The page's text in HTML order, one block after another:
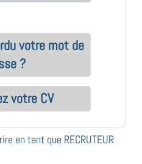
votre mot de
?
votre CV
en tant que RECRUTEUR